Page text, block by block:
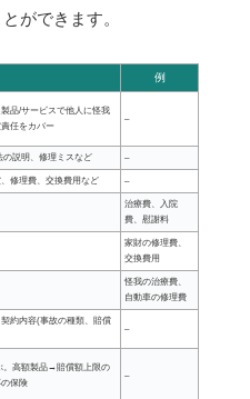
とができます。
例
品/サービスで他人に怪我
任をカバー
–
の説明、修理ミスなど –
修理費、交換費用など –
治療費、入院
費、慰謝料
家財の修理費、
交換費用
怪我の治療費、
自動車の修理費
約内容(事故の種類、賠償
–
。高額製品→賠償額上限の
保険
–